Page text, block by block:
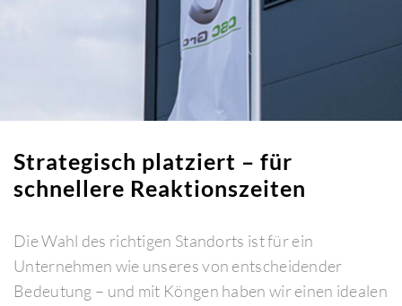
Strategisch platziert – für
schnellere Reaktionszeiten
Die Wahl des richtigen Standorts ist für ein
Unternehmen wie unseres von entscheidender
Bedeutung – und mit Köngen haben wir einen idealen